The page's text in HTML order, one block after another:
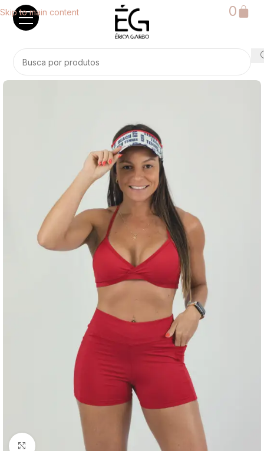
Skip to main content 0
Clique para ampliar